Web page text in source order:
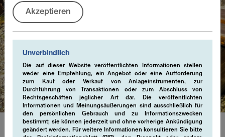
Akzeptieren
Unverbindlich
Die auf dieser Website veröffentlichten Informationen stellen
weder eine Empfehlung, ein Angebot oder eine Aufforderung
zum Kauf oder Verkauf von Anlageinstrumenten, zur
Durchführung von Transaktionen oder zum Abschluss von
Rechtsgeschäften jeglicher Art dar. Die veröffentlichten
Informationen und Meinungsäußerungen sind ausschließlich für
den persönlichen Gebrauch und zu Informationszwecken
bestimmt; sie können jederzeit und ohne vorherige Ankündigung
geändert werden. Für weitere Informationen konsultieren Sie bitte
Cookies